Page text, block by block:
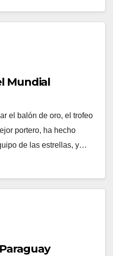
Mundial
el balón de oro, el trofeo
portero, ha hecho
de las estrellas, y…